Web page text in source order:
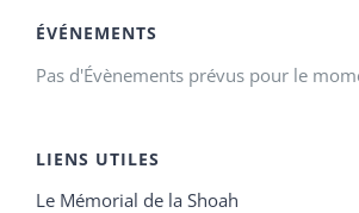
ÉVÉNEMENTS
Pas d'Évènements prévus pour le
LIENS UTILES
Le Mémorial de la Shoah